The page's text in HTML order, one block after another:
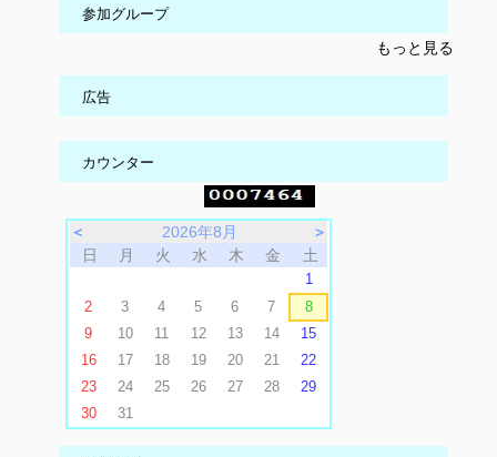
参加グループ
もっと見る
広告
カウンター
＜ 2026年8月
＞
日
月 火 水 木 金 土
1
2
3 4 5 6 7
8
9
10 11 12 13 14
15
16
17 18 19 20 21
22
23
24 25 26 27 28
29
30
31